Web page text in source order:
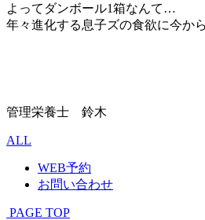
よってダンボール1箱なんて…
年々進化する息子ズの食欲に今か
管理栄養士 鈴木
ALL
WEB予約
お問い合わせ
PAGE TOP